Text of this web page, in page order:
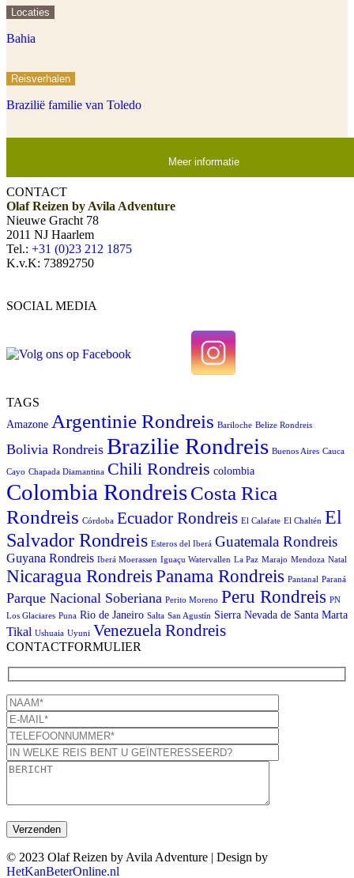
Locaties
Bahia
Reisverhalen
Brazilië familie van Toledo
Meer informatie
CONTACT
Olaf Reizen by Avila Adventure
Nieuwe Gracht 78
2011 NJ Haarlem
Tel.: +31 (0)23 212 1875
K.v.K: 73892750
SOCIAL MEDIA
TAGS
Amazone Argentinie Rondreis Bariloche Belize Rondreis
Bolivia Rondreis Brazilie Rondreis Buenos Aires Cauca
Cayo Chapada Diamantina Chili Rondreis colombia
Colombia RondreisCosta Rica
Rondreis Córdoba Ecuador Rondreis El Calafate El Chaltén El
Salvador Rondreis Esteros del Iberá Guatemala Rondreis
Guyana Rondreis Iberá Moerassen Iguaçu Watervallen La Paz Marajo Mendoza Natal
Nicaragua Rondreis Panama Rondreis Pantanal Paraná
Parque Nacional Soberiana Perito Moreno Peru Rondreis PN
Los Glaciares Puna Rio de Janeiro Salta San Agustín Sierra Nevada de Santa Marta
Tikal Ushuaia Uyuni Venezuela Rondreis
CONTACTFORMULIER
© 2023 Olaf Reizen by Avila Adventure | Design by
HetKanBeterOnline.nl